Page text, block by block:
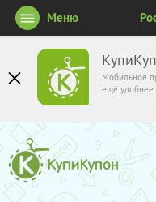
Мобильное
ещё удобнее
Меню